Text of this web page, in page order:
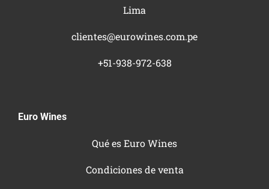
Lima
clientes@eurowines.com.pe
+51-938-972-638
Euro Wines
Qué es Euro Wines
Condiciones de venta